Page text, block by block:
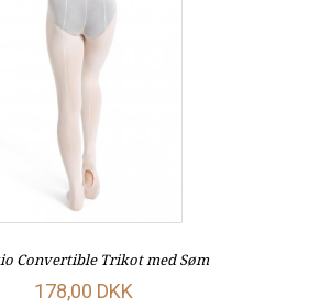
Convertible Trikot med Søm
178,00 DKK